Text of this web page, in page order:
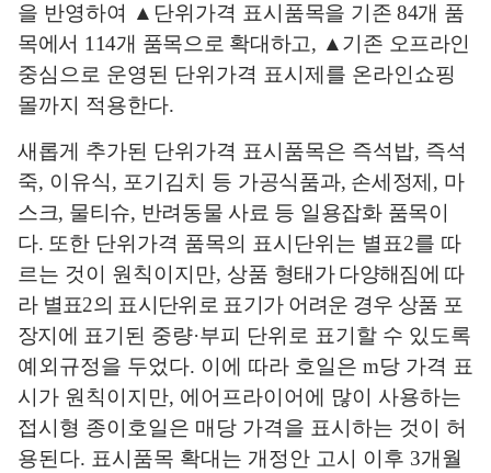
을 반영하여
▲ 단위 가격 표시품목을 기존84개 품
목에서 114개 품목으로 확대하고, ▲기존 오프라인
중심으로 운영된 단위가격 표시제를 온라인쇼핑
몰까지 적용한다.
새롭게 추가된 단위가격 표시품목은 즉석밥, 즉석
죽, 이유식, 포기김치 등 가공식품과, 손세정제 , 마
스크, 물티슈, 반려동물 사료 등 일용잡화 품목이
다. 또한 단위가격 품목의 표시단위는 별표2를 따
르는 것이 원칙이지만, 상품 형태가 다양해짐에 따
라 별표2의 표시단위로 표기가 어려운 경우 상품 포
장지에 표기된 중량·부피 단위로 표기할 수 있도록
예외규정을 두었다. 이에 따라 호일은 m당 가격 표
시가 원칙이지만, 에어프라이어에 많이 사용하는
접시형 종이호일은 매당 가격을 표시하는 것이 허
용된다. 표시품목 확대는 개정안 고시 이후 3개월